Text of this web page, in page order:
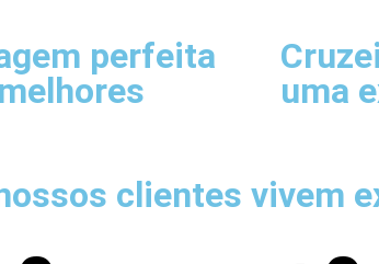
perfeita
uma
clientes vivem